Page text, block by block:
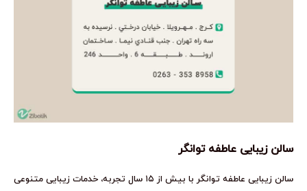
سالن زیبایی عاطفه توانگر
سالن زیبایی عاطفه توانگر با بیش از ۱۵ سال تجربه، خدمات زیبایی متنوعی